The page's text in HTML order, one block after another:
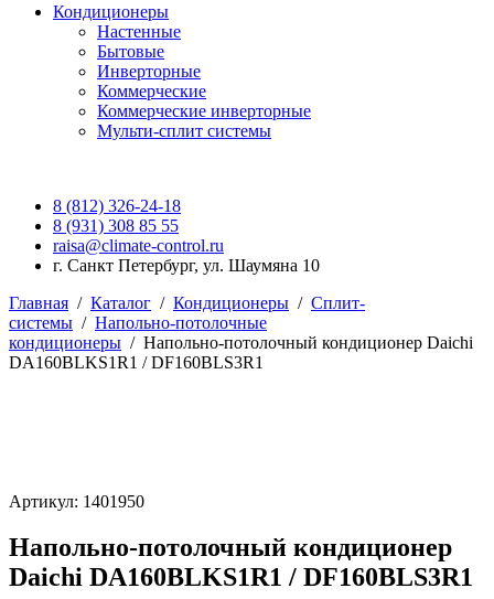
Кондиционеры
Настенные
Бытовые
Инверторные
Коммерческие
Коммерческие инверторные
Мульти-сплит системы
8 (812) 326-24-18
8 (931) 308 85 55
raisa@climate-control.ru
г. Санкт Петербург, ул. Шаумяна 10
Главная / Каталог / Кондиционеры / Сплит-
системы / Напольно-потолочные
кондиционеры / Напольно-потолочный кондиционер Daichi
DA160BLKS1R1 / DF160BLS3R1
Артикул: 1401950
Напольно-потолочный кондиционер
Daichi DA160BLKS1R1 / DF160BLS3R1